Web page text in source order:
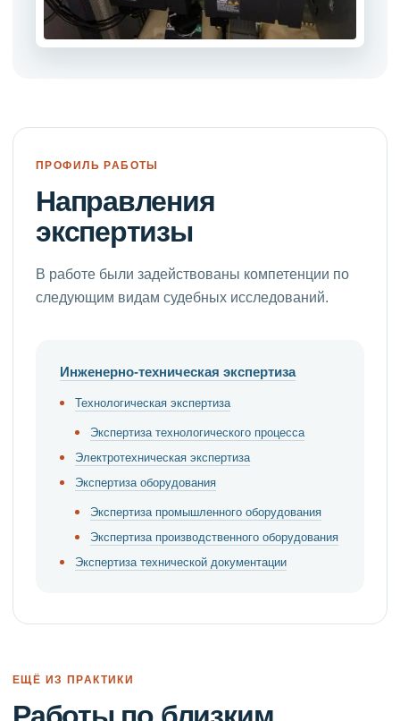
ПРОФИЛЬ РАБОТЫ
Направления
экспертизы
В работе были задействованы компетенции по
следующим видам судебных исследований.
Инженерно-техническая экспертиза
Технологическая экспертиза
Экспертиза технологического процесса
Электротехническая экспертиза
Экспертиза оборудования
Экспертиза промышленного оборудования
Экспертиза производственного оборудования
Экспертиза технической документации
ЕЩЁ ИЗ ПРАКТИКИ